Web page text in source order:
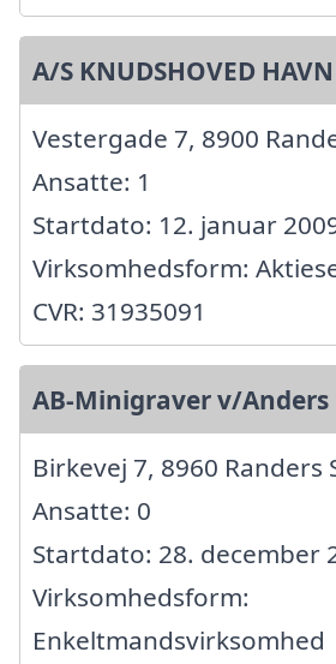
A/S KNUDSHOVED HAVN
Vestergade 7, 8900
Ansatte: 1
Startdato: 12. januar
Virksomhedsform:
CVR: 31935091
AB-Minigraver v/Anders
Birkevej 7, 8960 Randers
Ansatte: 0
Startdato: 28. december
Virksomhedsform:
Enkeltmandsvirksomhed